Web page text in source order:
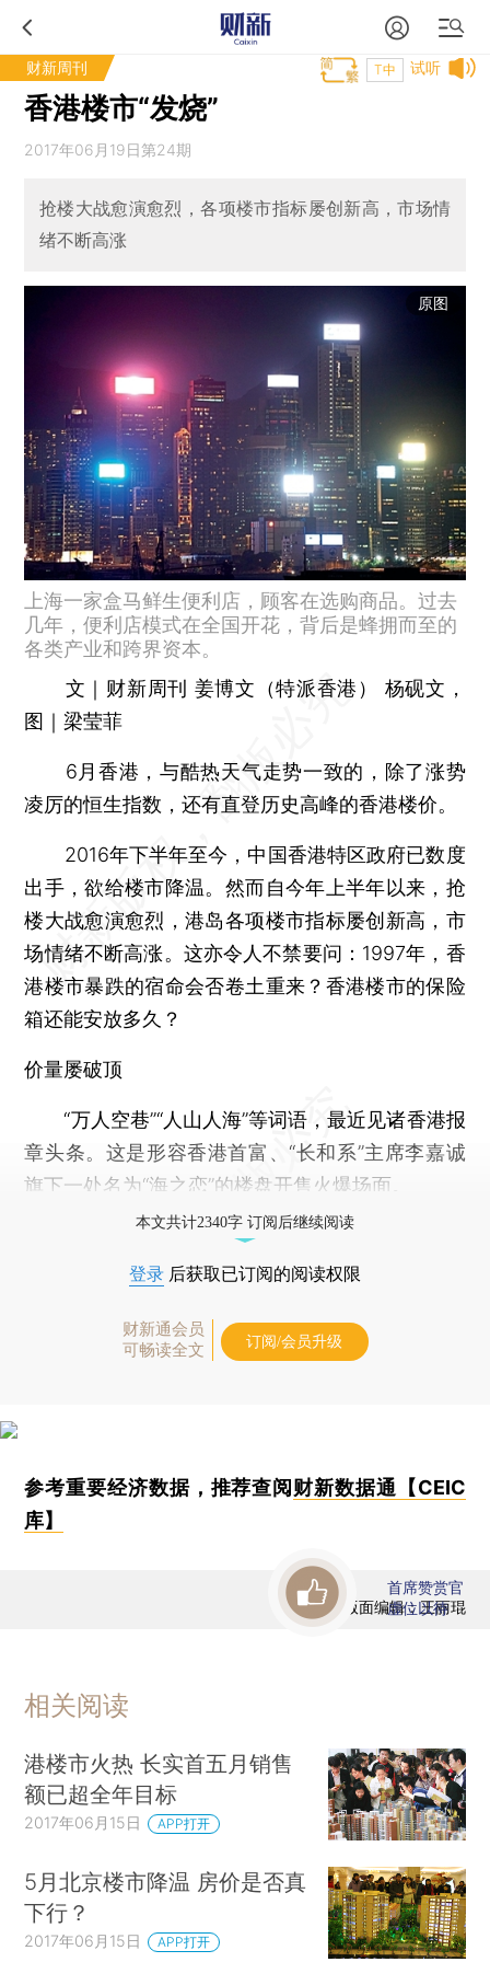
财新周刊 试听
T中
香港楼市“发烧”
2017年06月19日第24期
抢楼大战愈演愈烈，各项楼市指标屡创新高，市场情
绪不断高涨
原图
上海一家盒马鲜生便利店，顾客在选购商品。过去
几年，便利店模式在全国开花，背后是蜂拥而至的
各类产业和跨界资本。
文｜财新周刊 姜博文（特派香港） 杨砚文，
图｜梁莹菲
6月香港，与酷热天气走势一致的，除了涨势
凌厉的恒生指数，还有直登历史高峰的香港楼价。
2016年下半年至今，中国香港特区政府已数度
出手，欲给楼市降温。然而自今年上半年以来，抢
楼大战愈演愈烈，港岛各项楼市指标屡创新高，市
场情绪不断高涨。这亦令人不禁要问：1997年，香
港楼市暴跌的宿命会否卷土重来？香港楼市的保险
箱还能安放多久？
价量屡破顶
“万人空巷”“人山人海”等词语，最近见诸香港报
章头条。这是形容香港首富、“长和系”主席李嘉诚
旗下一处名为“海之恋”的楼盘开售火爆场面。
本文共计2340字 订阅后继续阅读
登录 后获取已订阅的阅读权限
财新通会员
可畅读全文
订阅/会员升级
参考重要经济数据，推荐查阅财新数据通【CEIC
库】
版面编辑：王丽琨
首席赞赏官
虚位以待
相关阅读
港楼市火热 长实首五月销售
额已超全年目标
2017年06月15日 APP打开
5月北京楼市降温 房价是否真
下行？
2017年06月15日 APP打开